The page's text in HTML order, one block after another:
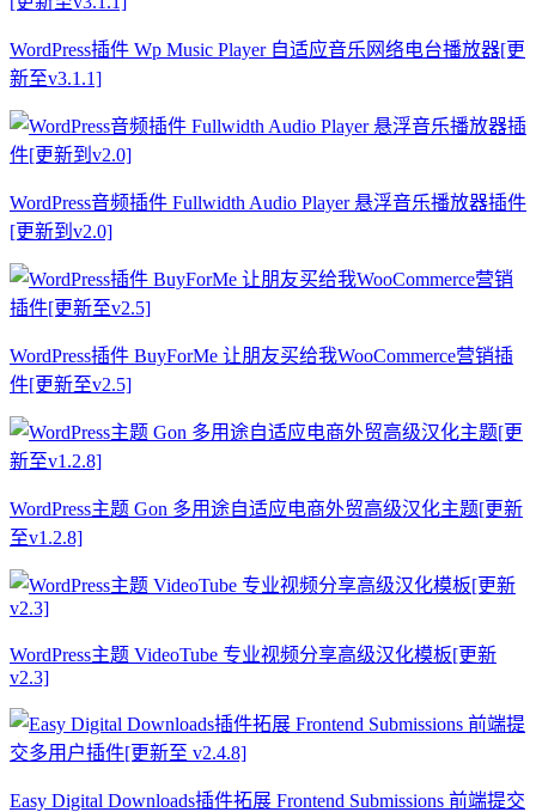
WordPress插件 Wp Music Player 自适应音乐网络电台播放器[更
新至v3.1.1]
WordPress音频插件 Fullwidth Audio Player 悬浮音乐播放器插件
[更新到v2.0]
WordPress插件 BuyForMe 让朋友买给我WooCommerce营销插
件[更新至v2.5]
WordPress主题 Gon 多用途自适应电商外贸高级汉化主题[更新
至v1.2.8]
WordPress主题 VideoTube 专业视频分享高级汉化模板[更新
v2.3]
Easy Digital Downloads插件拓展 Frontend Submissions 前端提交